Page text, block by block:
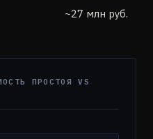
~27 млн руб.
ПРОСТОЯ VS